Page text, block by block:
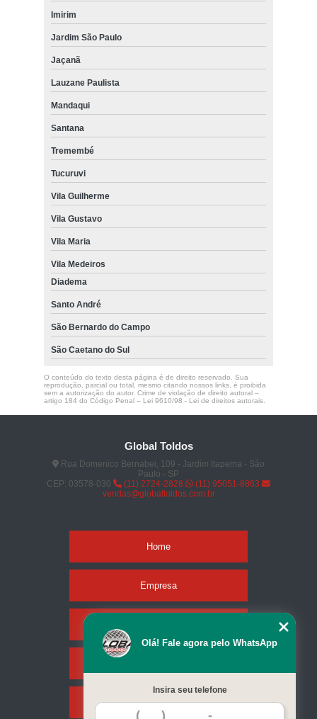
Imirim
Jardim São Paulo
Jaçanã
Lauzane Paulista
Mandaqui
Santana
Tremembé
Tucuruvi
Vila Guilherme
Vila Gustavo
Vila Maria
Vila Medeiros
Diadema
Santo André
São Bernardo do Campo
São Caetano do Sul
O conteúdo do texto desta página é de direito reservado. Sua
reprodução, parcial ou total, mesmo citando nossos links, é proibida
sem a autorização do autor. Crime de violação de direito autoral –
artigo 184 do Código Penal – Lei 9610/98 - Lei de direitos autorais.
Global Toldos
Rua Domenico Bernabei, 109 - Jardim Itapema - São
Paulo - SP
CEP: 03578-030
(11) 2724-2828
(11) 95051-8863
vendas@globaltoldos.com.br
Home
Empresa
Contato
Olá! Fale agora pelo WhatsApp
Insira seu telefone